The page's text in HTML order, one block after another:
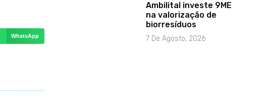
WhatsApp
Ambilital investe 9ME
na valorização de
biorresíduos
7 De Agosto, 2026